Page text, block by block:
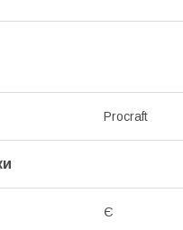
Procraft
Є